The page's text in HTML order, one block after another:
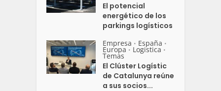
El potencial
energético de los
parkings logísticos
Empresa • España •
Europa • Logistica •
Temas
El Clúster Logístic
de Catalunya reúne
a sus socios...